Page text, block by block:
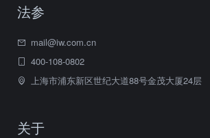
法参
mail@iw.com.cn
400-108-0802
上海市浦东新区世纪大道88号金茂大厦24层
关于